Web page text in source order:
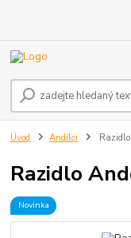
Úvod Andílci
Razidlo
Novinka